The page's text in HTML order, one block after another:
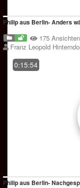
Philip aus Berlin- Anders
175 Ansichten
Franz Leopold
0:15:54
Philip aus Berlin-